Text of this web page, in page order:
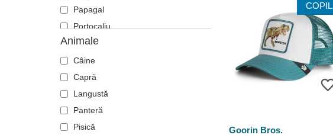
Papagal
Portocaliu
Roșu
Roz
Verzișor
Violet
Animale
Câine
Capră
Langustă
Panteră
Pisică
COPIL
Goorin Bros.